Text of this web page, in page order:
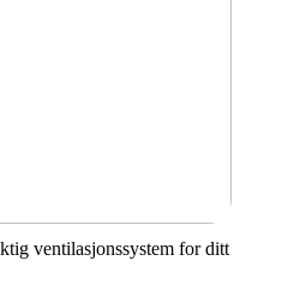
ventilasjonssystem for ditt